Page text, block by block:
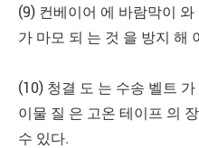
(9) 컨베이어 에 바람막이
가 마모 되 는 것 을 방지 해
(10) 청결 도 는 수송 벨트
이물 질 은 고온 테이프 의
수 있다.